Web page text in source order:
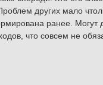
других мало
ранее. Могут
что совсем не